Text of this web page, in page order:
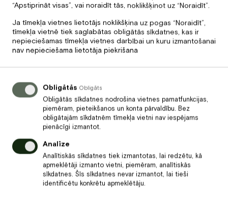
Profesionāli spa meistari
Katram mūsu spa meistaram ir atbilstoša izglītība
un pieredze, ko viņi turpina regulāri papildināt
kursos un mācībās.
Īpaši piedāvājumi
“Apstiprināt visas”, vai noraidīt tās, noklikšķinot uz “Noraidīt”.
Ja tīmekļa vietnes lietotājs noklikšķina uz pogas “Noraidīt”,
tīmekļa vietnē tiek saglabātas obligātās sīkdatnes, kas ir
nepieciešamas tīmekļa vietnes darbībai un kuru izmantošanai
nav nepieciešama lietotāja piekrišana
Obligātās Obligāts
Obligātās sīkdatnes nodrošina vietnes pamatfunkcijas,
piemēram, pieteikšanos un konta pārvaldību. Bez
obligātajām sīkdatnēm tīmekļa vietni nav iespējams
pienācīgi izmantot.
Analīze
Analītiskās sīkdatnes tiek izmantotas, lai redzētu, kā
apmeklētāji izmanto vietni, piemēram, analītiskās
sīkdatnes. Šīs sīkdatnes nevar izmantot, lai tieši
identificētu konkrētu apmeklētāju.